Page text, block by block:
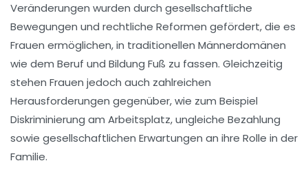
Veränderungen wurden durch gesellschaftliche
Bewegungen und rechtliche Reformen gefördert, die es
Frauen ermöglichen, in traditionellen Männerdomänen
wie dem Beruf und Bildung Fuß zu fassen. Gleichzeitig
stehen Frauen jedoch auch zahlreichen
Herausforderungen gegenüber, wie zum Beispiel
Diskriminierung am Arbeitsplatz, ungleiche Bezahlung
sowie gesellschaftlichen Erwartungen an ihre Rolle in der
Familie.